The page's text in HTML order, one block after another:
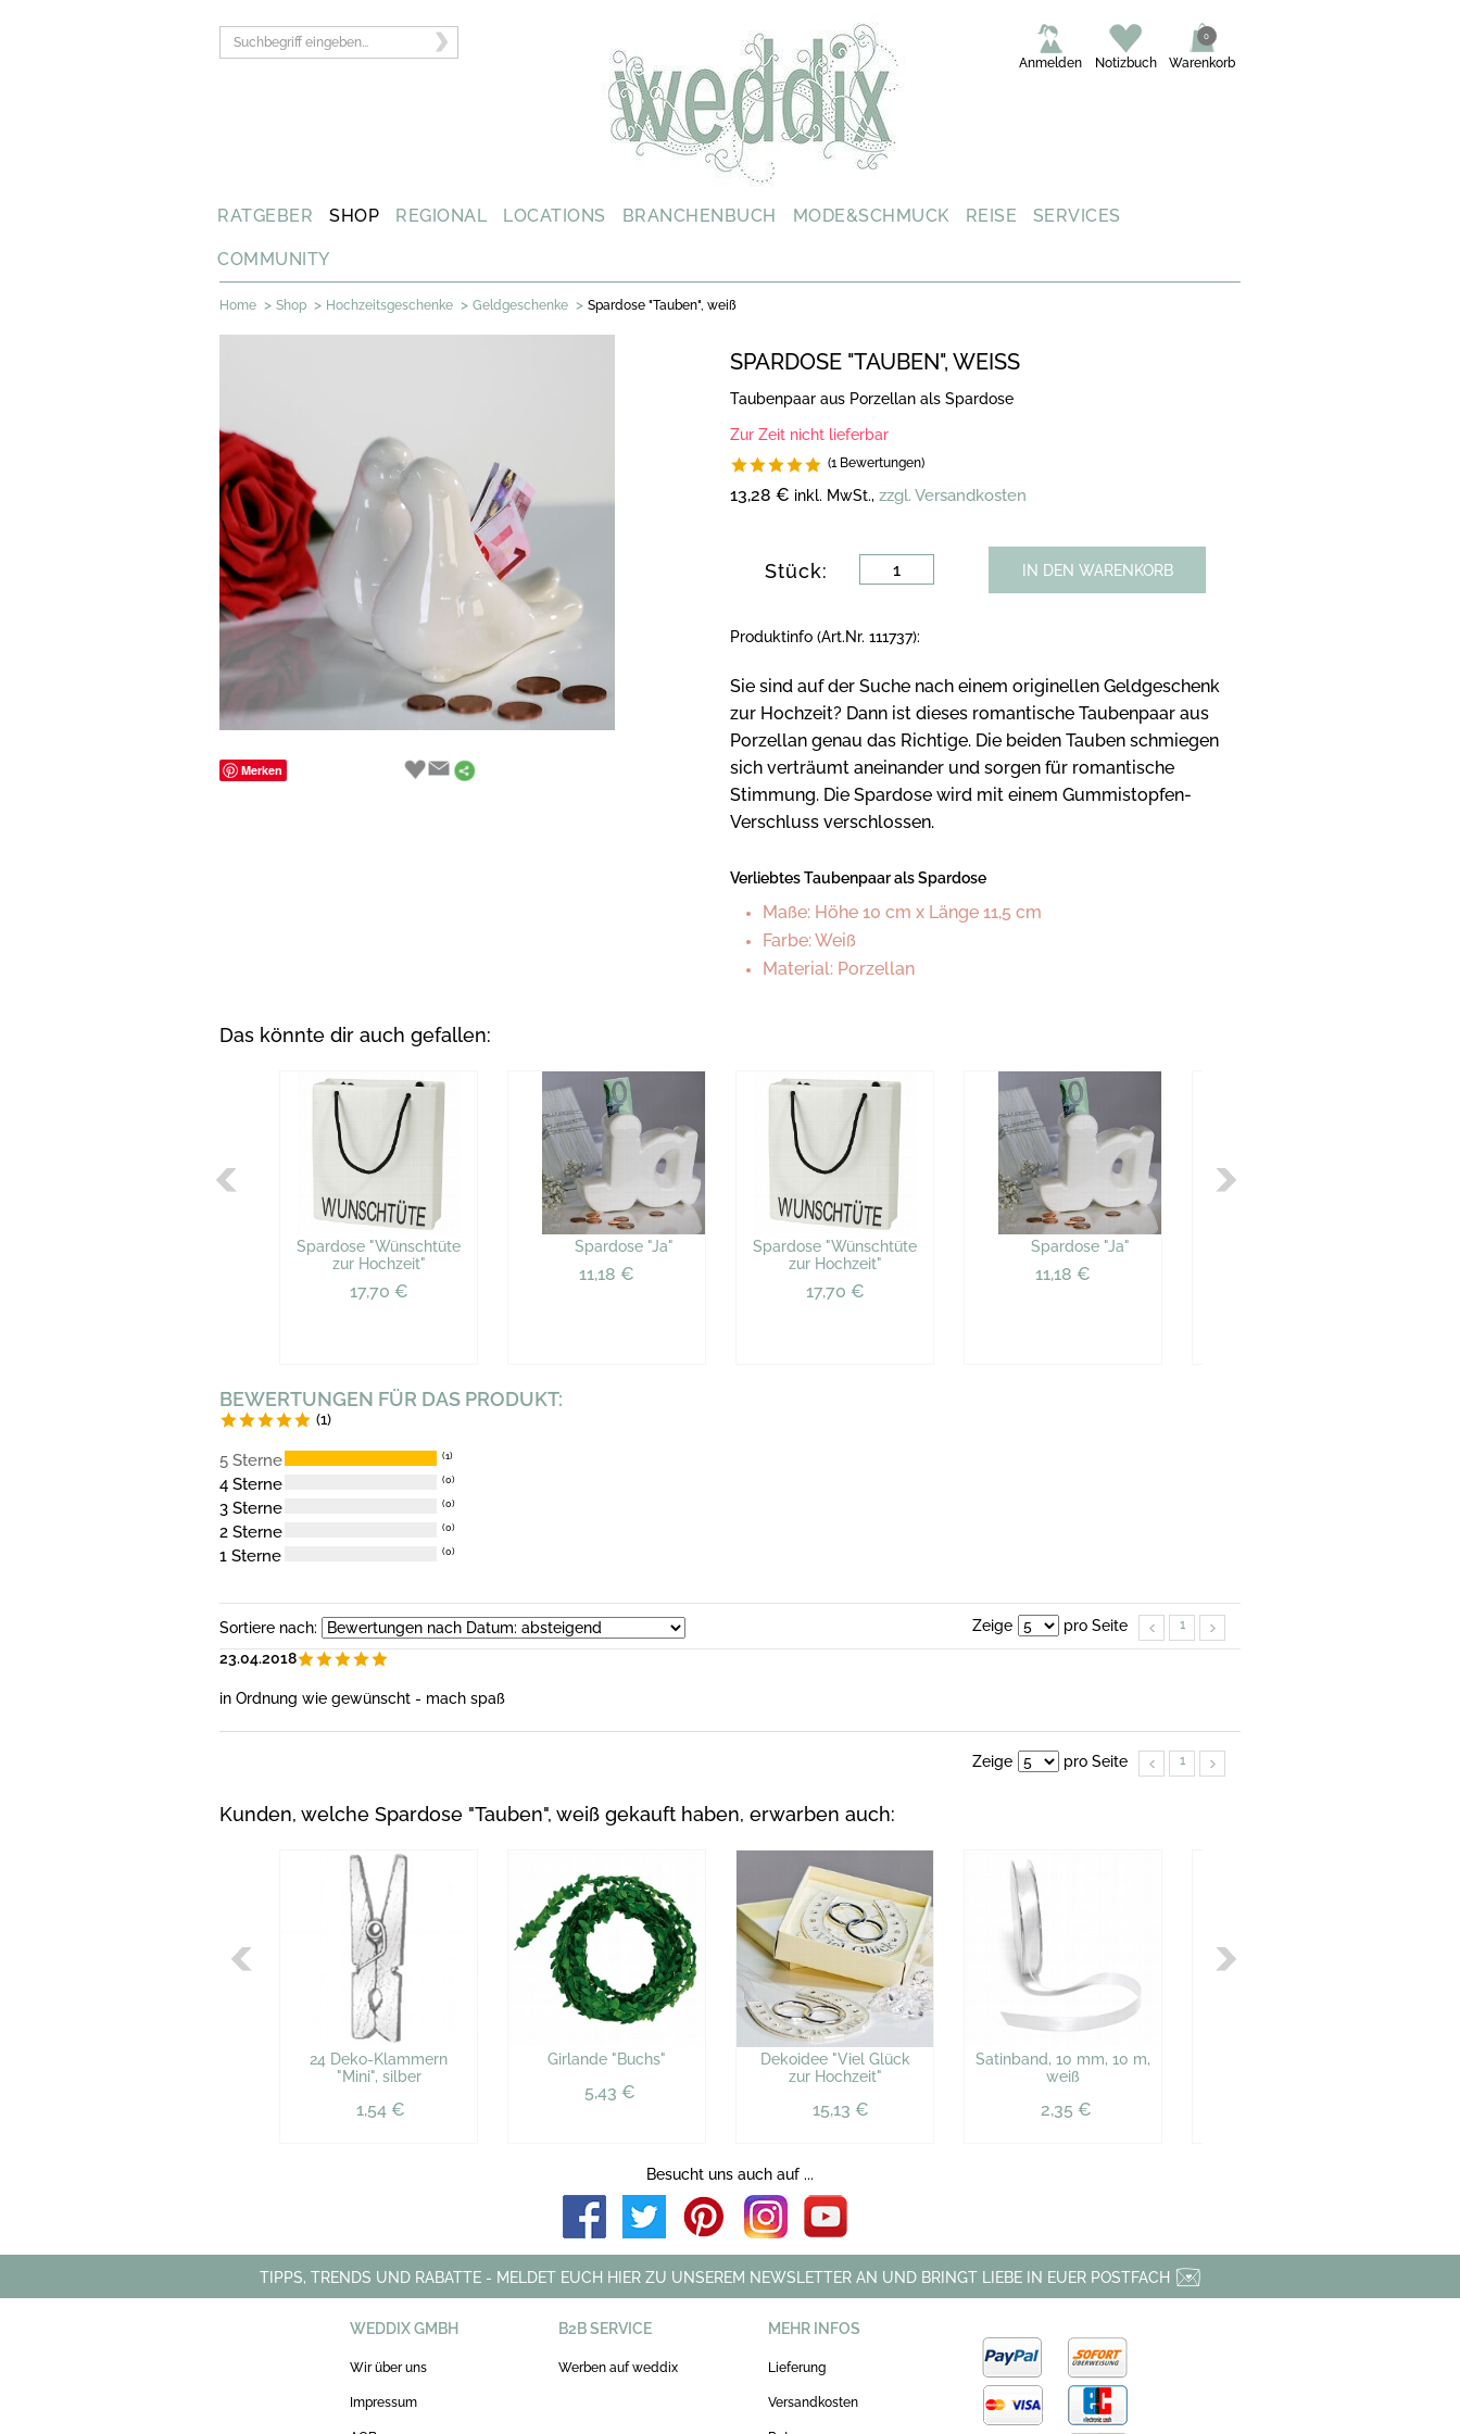
Warenkorb
0
Notizbuch
Anmelden
RATGEBER SHOP REGIONAL LOCATIONS BRANCHENBUCH MODE&SCHMUCK REISE SERVICES
COMMUNITY
Home > Shop > Hochzeitsgeschenke > Geldgeschenke > Spardose "Tauben", weiß
Merken
SPARDOSE "TAUBEN", WEISS
Taubenpaar aus Porzellan als Spardose
Zur Zeit nicht lieferbar
(1 Bewertungen)
13,28 € inkl. MwSt., zzgl. Versandkosten
Stück: IN DEN WARENKORB
Produktinfo (Art.Nr. 111737):
Sie sind auf der Suche nach einem originellen Geldgeschenk
zur Hochzeit? Dann ist dieses romantische Taubenpaar aus
Porzellan genau das Richtige. Die beiden Tauben schmiegen
sich verträumt aneinander und sorgen für romantische
Stimmung. Die Spardose wird mit einem Gummistopfen-
Verschluss verschlossen.
Verliebtes Taubenpaar als Spardose
Maße: Höhe 10 cm x Länge 11,5 cm
Farbe: Weiß
Material: Porzellan
Das könnte dir auch gefallen:
Spardose "Wünschtüte
zur Hochzeit"
17,70 €
Spardose "Ja"
11,18 €
Spardose "Wünschtüte
zur Hochzeit"
17,70 €
Spardose "Ja"
11,18 €
BEWERTUNGEN FÜR DAS PRODUKT:
(1)
5 Sterne (1)
4 Sterne (0)
3 Sterne (0)
2 Sterne (0)
1 Sterne (0)
Sortiere nach: Zeige pro Seite 1
23.04.2018
in Ordnung wie gewünscht - mach spaß
Zeige pro Seite 1
Kunden, welche Spardose "Tauben", weiß gekauft haben, erwarben auch:
24 Deko-Klammern
"Mini", silber
1,54 €
Girlande "Buchs"
5,43 €
Dekoidee "Viel Glück
zur Hochzeit"
15,13 €
Satinband, 10 mm, 10 m,
weiß
2,35 €
Besucht uns auch auf ...
TIPPS, TRENDS UND RABATTE - MELDET EUCH HIER ZU UNSEREM NEWSLETTER AN UND BRINGT LIEBE IN EUER POSTFACH
WEDDIX GMBH
Wir über uns
Impressum
B2B SERVICE
Werben auf weddix
MEHR INFOS
Lieferung
Versandkosten